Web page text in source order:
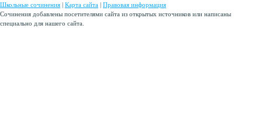
Школьные сочинения | Карта сайта | Правовая информация
Сочинения добавлены посетителями сайта из открытых источников или написаны
специально для нашего сайта.